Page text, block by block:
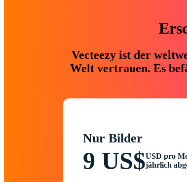
Vecteezy ist der
Welt vertrauen. Es
Nur Bilder
9 US$USD pro
jährlich